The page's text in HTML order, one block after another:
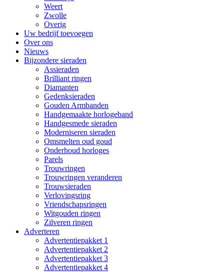
Weert
Zwolle
Overig
Uw bedrijf toevoegen
Over ons
Nieuws
Bijzondere sieraden
Assieraden
Brilliant ringen
Diamanten
Gedenksieraden
Gouden Armbanden
Handgemaakte horlogeband
Handgesmede sieraden
Moderniseren sieraden
Omsmelten oud goud
Onderhoud horloges
Parels
Trouwringen
Trouwringen veranderen
Trouwsieraden
Verlovingsring
Vriendschapsringen
Witgouden ringen
Zilveren ringen
Adverteren
Advertentiepakket 1
Advertentiepakket 2
Advertentiepakket 3
Advertentiepakket 4